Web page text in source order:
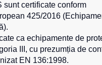
sunt certificate conform
425/2016
ca echipamente de
III, cu prezumția de
EN 136:1998.